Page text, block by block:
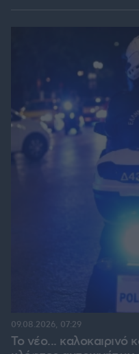
Το νέο... καλοκαιρινό
09.08.2026, 07:29